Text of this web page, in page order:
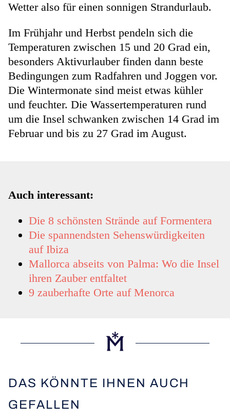
Wetter also für einen sonnigen Strandurlaub.
Im Frühjahr und Herbst pendeln sich die
Temperaturen zwischen 15 und 20 Grad ein,
besonders Aktivurlauber finden dann beste
Bedingungen zum Radfahren und Joggen vor.
Die Wintermonate sind meist etwas kühler
und feuchter. Die Wassertemperaturen rund
um die Insel schwanken zwischen 14 Grad im
Februar und bis zu 27 Grad im August.
Auch interessant:
Die 8 schönsten Strände auf Formentera
Die spannendsten Sehenswürdigkeiten
auf Ibiza
Mallorca abseits von Palma: Wo die Insel
ihren Zauber entfaltet
9 zauberhafte Orte auf Menorca
DAS KÖNNTE IHNEN AUCH
GEFALLEN